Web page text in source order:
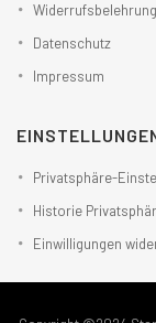
Widerrufsbelehrung
Datenschutz
Impressum
Privatsphäre-
Historie
Einwilligungen